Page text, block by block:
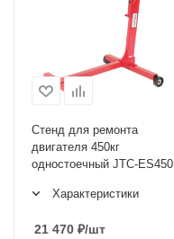
Стенд для ремонта
двигателя 450кг
одностоечный JTC-ES450
Характеристики
21 470 ₽/шт